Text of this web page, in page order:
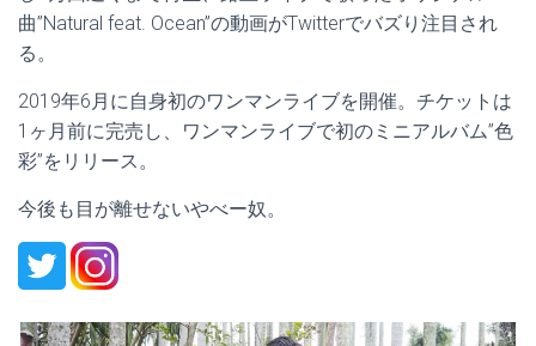
曲”Natural feat. Ocean”の動画がTwitterでバズり注目され
る。
2019年6月に自身初のワンマンライブを開催。チケットは
1ヶ月前に完売し、ワンマンライブで初のミニアルバム”色
彩”をリリース。
今後も目が離せないやべー奴。